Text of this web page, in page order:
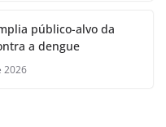
público-alvo da
a dengue
2026